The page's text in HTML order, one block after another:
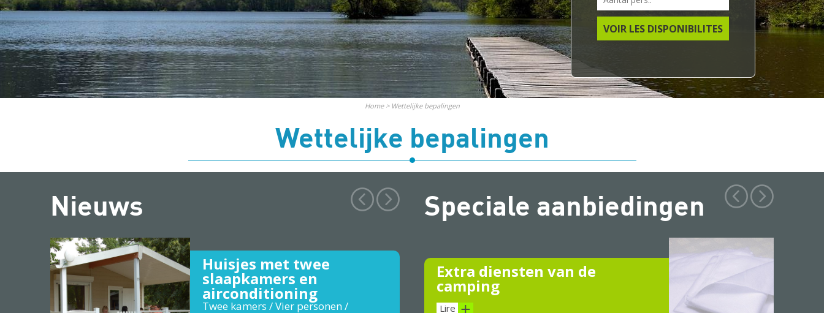
VOIR LES DISPONIBILITES
Home> Wettelijke bepalingen
Wettelijke bepalingen
Nieuws
Huisjes met twee
slaapkamers en
airconditioning
Twee kamers / Vier personen /
Speciale aanbiedingen
Extra diensten van de
camping
Lire